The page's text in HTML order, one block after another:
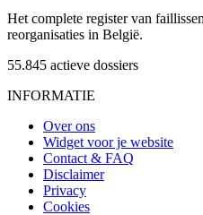
Het complete register van
reorganisaties in België.
55.845 actieve dossiers
INFORMATIE
Over ons
Widget voor je website
Contact & FAQ
Disclaimer
Privacy
Cookies